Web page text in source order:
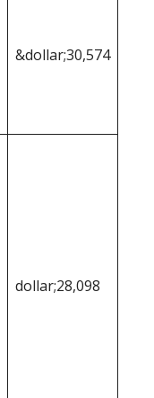
&dollar;30,574
dollar;28,098